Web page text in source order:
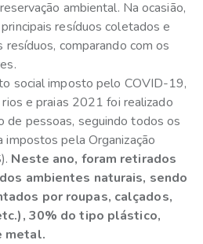
ambiental. Na ocasião,
resíduos coletados e
resíduos, comparando com os
social imposto pelo COVID-19,
e praias 2021 foi realizado
de pessoas, seguindo todos os
pela Organização
Neste ano, foram retirados
ambientes naturais, sendo
por roupas, calçados,
30% do tipo plástico,
metal.